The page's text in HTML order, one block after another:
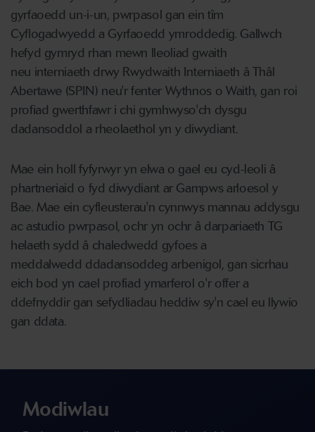
gyrfaoedd un-i-un, pwrpasol gan ein tîm
Cyflogadwyedd a Gyrfaoedd ymroddedig. Gallwch
hefyd gymryd rhan mewn lleoliad gwaith
neu interniaeth drwy Rwydwaith Interniaeth â Thâl
Abertawe (SPIN) neu'r fenter Wythnos o Waith, gan roi
profiad gwerthfawr i chi gymhwyso'ch dysgu
dadansoddol a rheolaethol yn y diwydiant.
Mae ein holl fyfyrwyr yn elwa o gael eu cyd-leoli â
phartneriaid o fyd diwydiant ar Gampws arloesol y
Bae. Mae ein cyfleusterau'n cynnwys mannau addysgu
ac astudio pwrpasol, ochr yn ochr â darpariaeth TG
helaeth sydd â chaledwedd gyfoes a
meddalwedd ddadansoddeg arbenigol, gan sicrhau
eich bod yn cael profiad ymarferol o'r offer a
ddefnyddir gan sefydliadau heddiw sy'n cael eu llywio
gan ddata.
Modiwlau